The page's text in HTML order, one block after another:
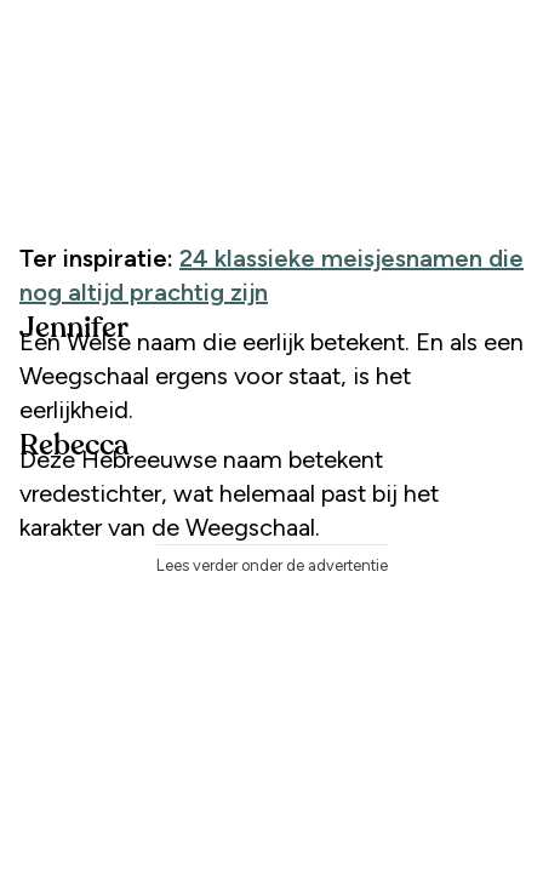
Ter inspiratie: 24 klassieke meisjesnamen die
nog altijd prachtig zijn
Jennifer
Een Welse naam die eerlijk betekent. En als een
Weegschaal ergens voor staat, is het
eerlijkheid.
Rebecca
Deze Hebreeuwse naam betekent
vredestichter, wat helemaal past bij het
karakter van de Weegschaal.
Lees verder onder de advertentie